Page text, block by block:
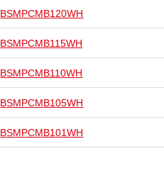
BSMPCMB120WH
BSMPCMB115WH
BSMPCMB110WH
BSMPCMB105WH
BSMPCMB101WH